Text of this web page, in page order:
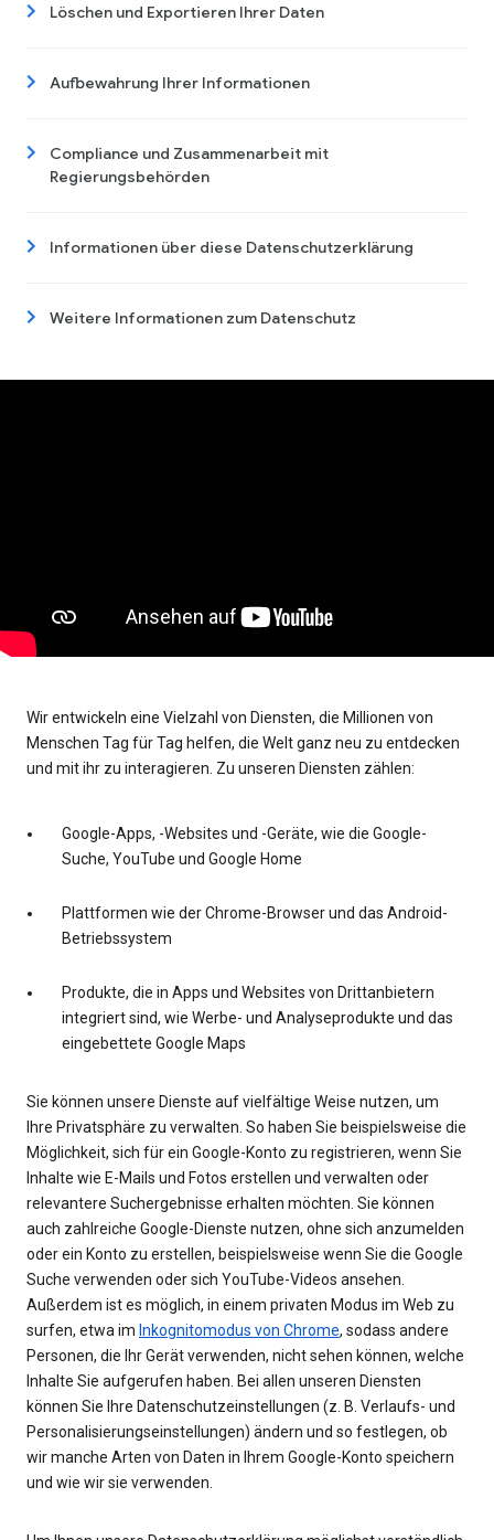
Löschen und Exportieren Ihrer Daten
Aufbewahrung Ihrer Informationen
Compliance und Zusammenarbeit mit
Regierungsbehörden
Informationen über diese Datenschutzerklärung
Weitere Informationen zum Datenschutz
Wir entwickeln eine Vielzahl von Diensten, die Millionen von
Menschen Tag für Tag helfen, die Welt ganz neu zu entdecken
und mit ihr zu interagieren. Zu unseren Diensten zählen:
Google-Apps, -Websites und -Geräte, wie die Google-
Suche, YouTube und Google Home
Plattformen wie der Chrome-Browser und das Android-
Betriebssystem
Produkte, die in Apps und Websites von Drittanbietern
integriert sind, wie Werbe- und Analyseprodukte und das
eingebettete Google Maps
Sie können unsere Dienste auf vielfältige Weise nutzen, um
Ihre Privatsphäre zu verwalten. So haben Sie beispielsweise die
Möglichkeit, sich für ein Google-Konto zu registrieren, wenn Sie
Inhalte wie E-Mails und Fotos erstellen und verwalten oder
relevantere Suchergebnisse erhalten möchten. Sie können
auch zahlreiche Google-Dienste nutzen, ohne sich anzumelden
oder ein Konto zu erstellen, beispielsweise wenn Sie die Google
Suche verwenden oder sich YouTube-Videos ansehen.
Außerdem ist es möglich, in einem privaten Modus im Web zu
surfen, etwa im Inkognitomodus von Chrome, sodass andere
Personen, die Ihr Gerät verwenden, nicht sehen können, welche
Inhalte Sie aufgerufen haben. Bei allen unseren Diensten
können Sie Ihre Datenschutzeinstellungen (z. B. Verlaufs- und
Personalisierungseinstellungen) ändern und so festlegen, ob
wir manche Arten von Daten in Ihrem Google-Konto speichern
und wie wir sie verwenden.